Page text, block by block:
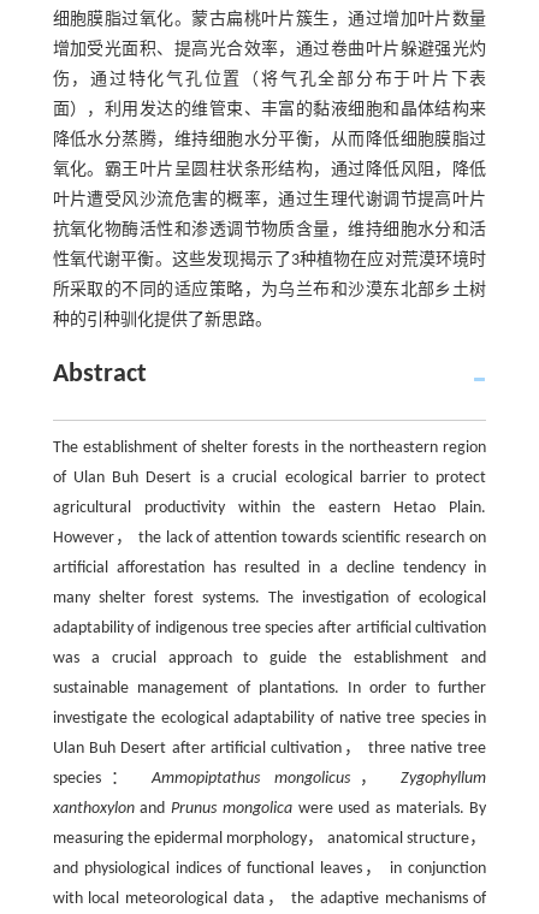
细胞膜脂过氧化。蒙古扁桃叶片簇生，通过增加叶片数量
增加受光面积、提高光合效率，通过卷曲叶片躲避强光灼
伤，通过特化气孔位置（将气孔全部分布于叶片下表
面），利用发达的维管束、丰富的黏液细胞和晶体结构来
降低水分蒸腾，维持细胞水分平衡，从而降低细胞膜脂过
氧化。霸王叶片呈圆柱状条形结构，通过降低风阻，降低
叶片遭受风沙流危害的概率，通过生理代谢调节提高叶片
抗氧化物酶活性和渗透调节物质含量，维持细胞水分和活
性氧代谢平衡。这些发现揭示了3种植物在应对荒漠环境时
所采取的不同的适应策略，为乌兰布和沙漠东北部乡土树
种的引种驯化提供了新思路。
Abstract
The establishment of shelter forests in the northeastern region
of Ulan Buh Desert is a crucial ecological barrier to protect
agricultural productivity within the eastern Hetao Plain.
However， the lack of attention towards scientific research on
artificial afforestation has resulted in a decline tendency in
many shelter forest systems. The investigation of ecological
adaptability of indigenous tree species after artificial cultivation
was a crucial approach to guide the establishment and
sustainable management of plantations. In order to further
investigate the ecological adaptability of native tree species in
Ulan Buh Desert after artificial cultivation， three native tree
species：Ammopiptathus mongolicus，Zygophyllum
xanthoxylonandPrunus mongolicawere used as materials. By
measuring the epidermal morphology， anatomical structure，
and physiological indices of functional leaves， in conjunction
with local meteorological data， the adaptive mechanisms of